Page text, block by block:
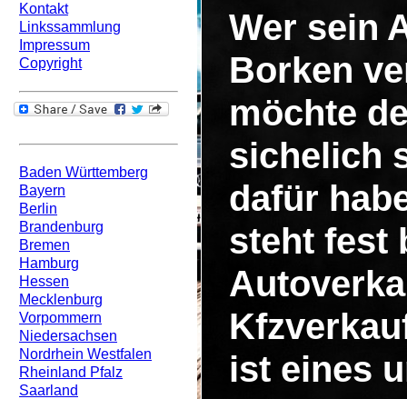
Kontakt
Linkssammlung
Impressum
Copyright
Baden Württemberg
Bayern
Berlin
Brandenburg
Bremen
Hamburg
Hessen
Mecklenburg
Vorpommern
Niedersachsen
Nordrhein Westfalen
Rheinland Pfalz
Saarland
Wer sein
Borken
möchte
sichelich
dafür
steht fest
ist eines